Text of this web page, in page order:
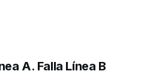
A. Falla Línea B